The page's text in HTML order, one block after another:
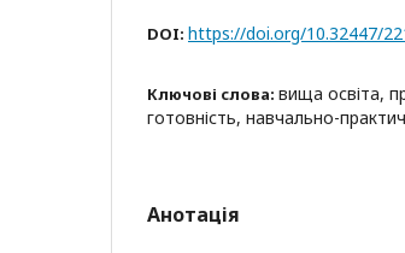
DOI: https://doi.org/10.32447/
Ключові слова: вища освіта,
готовність, навчально-
Анотація